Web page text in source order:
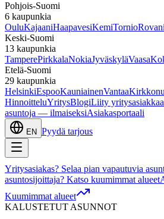
Pohjois-Suomi
6 kaupunkia
OuluKajaaniHaapavesiKemiTornio
Keski-Suomi
13 kaupunkia
TamperePirkkalaNokiaJyväskyläVaasa
Etelä-Suomi
29 kaupunkia
HelsinkiEspooKauniainenVantaa
HinnoitteluYritysBlogiLiity
asuntoja — ilmaiseksiAsiakasportaali
EN Pyydä tarjous
Yritysasiakas? Selaa pian vapautuvia
asuntosijoittaja? Katso kuumimmat alueet
Kuumimmat alueet
KALUSTETUT ASUNNOT